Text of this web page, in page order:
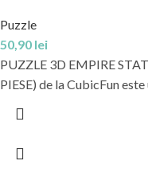
Puzzle
50,90 lei
PUZZLE 3D EMPIRE
PIESE) de la CubicFun